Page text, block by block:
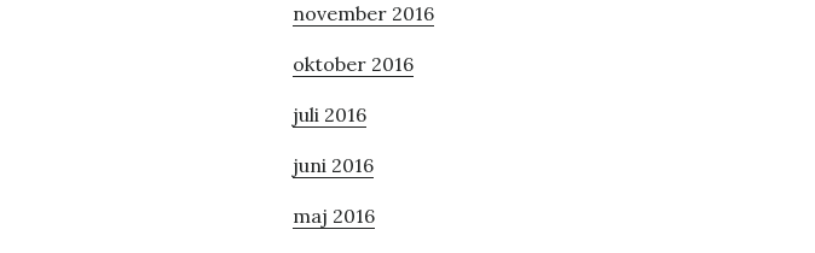
november 2016
oktober 2016
juli 2016
juni 2016
maj 2016